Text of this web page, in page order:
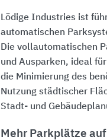
Lödige Industries ist
automatischen
Die vollautomatischen
und Ausparken, ideal
die Minimierung des
Nutzung städtischer
Stadt- und
Mehr Parkplätze